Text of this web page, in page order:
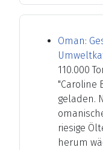
Oman:
110.000
"Caroline
geladen.
riesige
herum